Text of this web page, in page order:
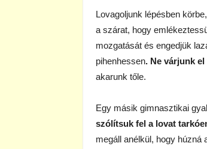
Lovagoljunk lépésben
a szárat, hogy
mozgatását és engedjük
pihenhessen. Ne várjunk
akarunk tőle.
Egy másik gimnasztikai
szólítsuk fel a lovat
megáll anélkül, hogy húzná